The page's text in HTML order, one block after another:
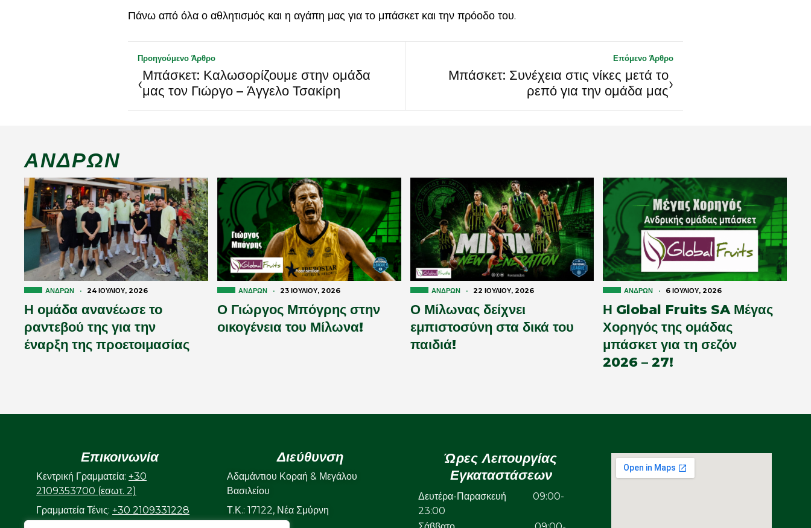
Πάνω από όλα ο αθλητισμός και η αγάπη μας για το μπάσκετ και την πρόοδο του.
Προηγούμενο Άρθρο
‹Μπάσκετ: Καλωσορίζουμε στην ομάδα
μας τον Γιώργο – Άγγελο Τσακίρη
Επόμενο Άρθρο
›
Μπάσκετ: Συνέχεια στις νίκες μετά το
ρεπό για την ομάδα μας
ΑΝΔΡΏΝ
ΑΝΔΡΏΝ · 24 ΙΟΥΛΊΟΥ, 2026
Η ομάδα ανανέωσε το
ραντεβού της για την
έναρξη της προετοιμασίας
ΑΝΔΡΏΝ · 23 ΙΟΥΛΊΟΥ, 2026
Ο Γιώργος Μπόγρης στην
οικογένεια του Μίλωνα!
ΑΝΔΡΏΝ · 22 ΙΟΥΛΊΟΥ, 2026
Ο Μίλωνας δείχνει
εμπιστοσύνη στα δικά του
παιδιά!
ΑΝΔΡΏΝ · 6 ΙΟΥΛΊΟΥ, 2026
Η Global Fruits SA Μέγας
Χορηγός της ομάδας
μπάσκετ για τη σεζόν
2026 – 27!
Επικοινωνία
Κεντρική Γραμματεία: +30
2109353700 (εσωτ. 2)
Γραμματεία Τένις: +30 2109331228
Διεύθυνση
Αδαμάντιου Κοραή & Μεγάλου
Βασιλείου
Τ.Κ.: 17122, Νέα Σμύρνη
Ώρες Λειτουργίας
Εγκαταστάσεων
Δευτέρα-Παρασκευή 09:00-
23:00